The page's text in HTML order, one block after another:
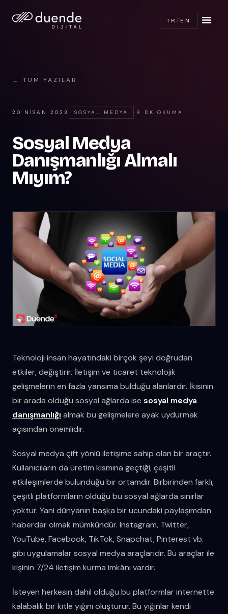
TR / EN
← TÜM YAZILAR
20 NISAN 2023 SOSYAL MEDYA · 9 DK OKUMA
Sosyal Medya
Danışmanlığı Almalı
Mıyım?
Teknoloji insan hayatındaki birçok şeyi doğrudan
etkiler, değiştirir. İletişim ve ticaret teknolojik
gelişmelerin en fazla yansıma bulduğu alanlardır. İkisinin
bir arada olduğu sosyal ağlarda ise sosyal medya
danışmanlığı almak bu gelişmelere ayak uydurmak
açısından önemlidir.
Sosyal medya çift yönlü iletişime sahip olan bir araçtır.
Kullanıcıların da üretim kısmına geçtiği, çeşitli
etkileşimlerde bulunduğu bir ortamdır. Birbirinden farklı,
çeşitli platformların olduğu bu sosyal ağlarda sınırlar
yoktur. Yani dünyanın başka bir ucundaki paylaşımdan
haberdar olmak mümkündür. Instagram, Twitter,
YouTube, Facebook, TikTok, Snapchat, Pinterest vb.
gibi uygulamalar sosyal medya araçlarıdır. Bu araçlar ile
kişinin 7/24 iletişim kurma imkânı vardır.
İsteyen herkesin dahil olduğu bu platformlar internette
kalabalık bir kitle yığını oluşturur. Bu yığınlar kendi